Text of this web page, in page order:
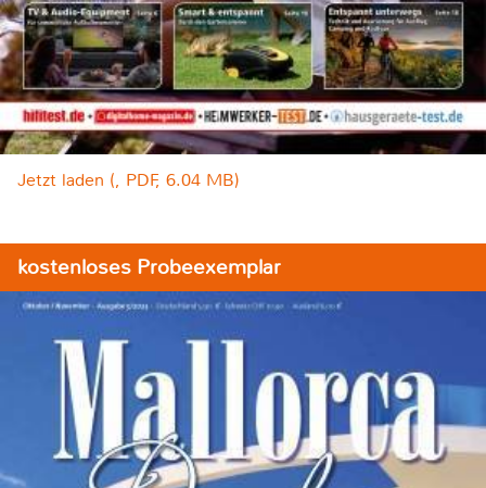
Jetzt laden (, PDF, 6.04 MB)
kostenloses Probeexemplar